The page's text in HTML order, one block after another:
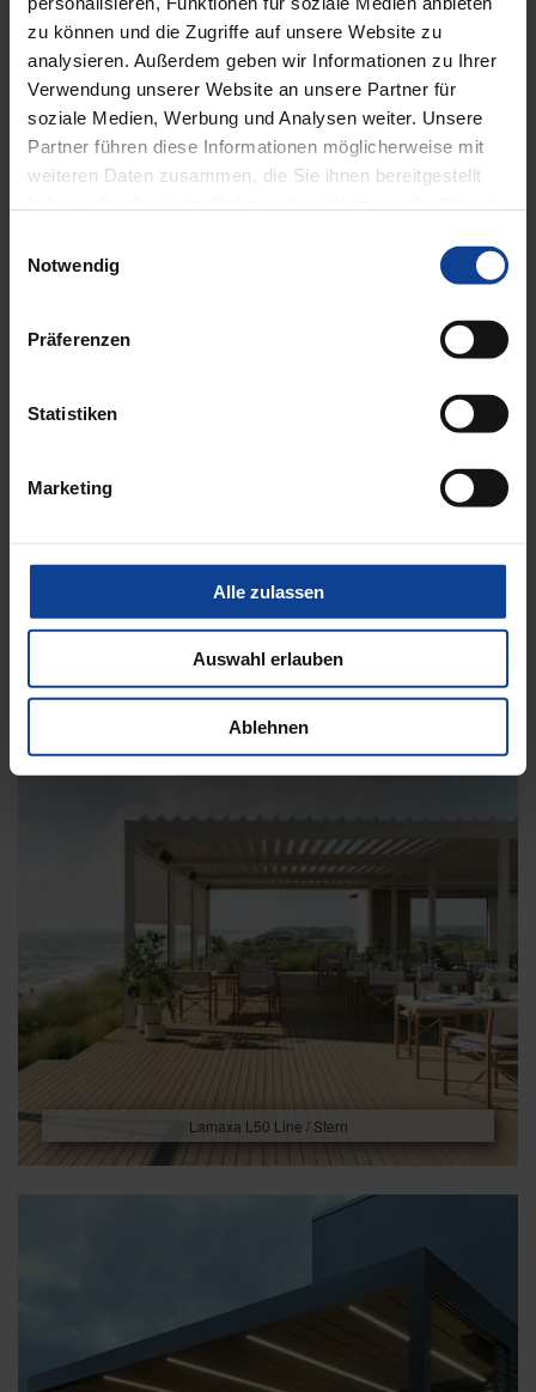
zu können und die Zugriffe auf unsere Website zu
analysieren. Außerdem geben wir Informationen zu Ihrer
Verwendung unserer Website an unsere Partner für
soziale Medien, Werbung und Analysen weiter. Unsere
Partner führen diese Informationen möglicherweise mit
weiteren Daten zusammen, die Sie ihnen bereitgestellt
Notwendig
Präferenzen
Statistiken
Marketing
Alle zulassen
Auswahl erlauben
Ablehnen
Das könnte Sie auch interessieren
Glasdach Lamaxa L50 View
Lamaxa L50 Line / Stern